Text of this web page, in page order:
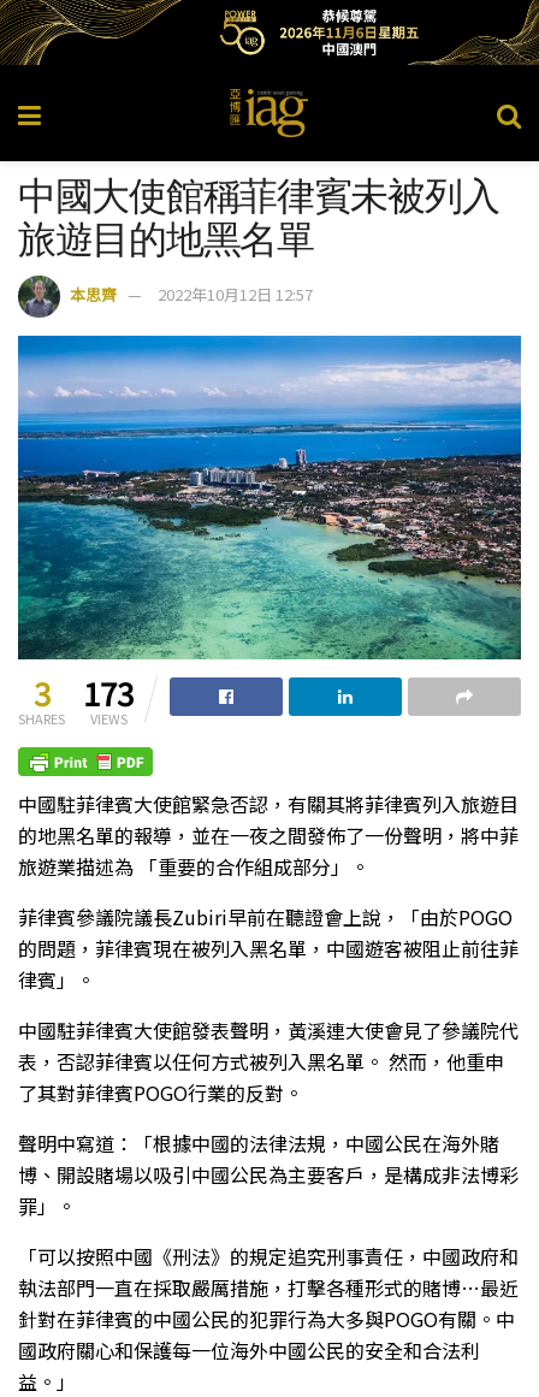
中國大使館稱菲律賓未被列入
旅遊目的地黑名單
本思齊 2022年10月12日 12:57
3
SHARES
173
VIEWS
中國駐菲律賓大使館緊急否認，有關其將菲律賓列入旅遊目
的地黑名單的報導，並在一夜之間發佈了一份聲明，將中菲
旅遊業描述為 「重要的合作組成部分」。
菲律賓參議院議長Zubiri早前在聽證會上說，「由於POGO
的問題，菲律賓現在被列入黑名單，中國遊客被阻止前往菲
律賓」。
中國駐菲律賓大使館發表聲明，黃溪連大使會見了參議院代
表，否認菲律賓以任何方式被列入黑名單。 然而，他重申
了其對菲律賓POGO行業的反對。
聲明中寫道：「根據中國的法律法規，中國公民在海外賭
博、開設賭場以吸引中國公民為主要客戶，是構成非法博彩
罪」。
「可以按照中國《刑法》的規定追究刑事責任，中國政府和
執法部門一直在採取嚴厲措施，打擊各種形式的賭博…最近
針對在菲律賓的中國公民的犯罪行為大多與POGO有關。中
國政府關心和保護每一位海外中國公民的安全和合法利
益。」